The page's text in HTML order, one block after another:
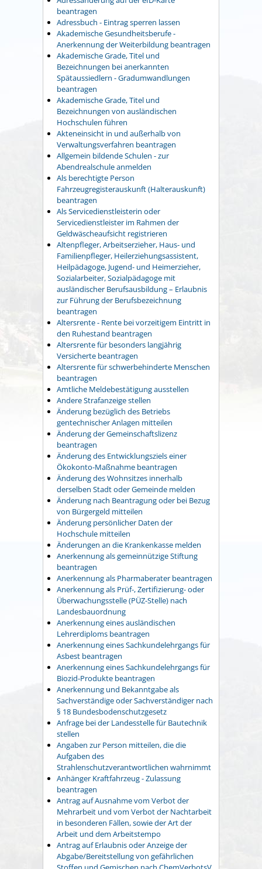
beantragen
Adressbuch - Eintrag sperren lassen
Akademische Gesundheitsberufe -
Anerkennung der Weiterbildung beantragen
Akademische Grade, Titel und
Bezeichnungen bei anerkannten
Spätaussiedlern - Gradumwandlungen
beantragen
Akademische Grade, Titel und
Bezeichnungen von ausländischen
Hochschulen führen
Akteneinsicht in und außerhalb von
Verwaltungsverfahren beantragen
Allgemein bildende Schulen - zur
Abendrealschule anmelden
Als berechtigte Person
Fahrzeugregisterauskunft (Halterauskunft)
beantragen
Als Servicedienstleisterin oder
Servicedienstleister im Rahmen der
Geldwäscheaufsicht registrieren
Altenpfleger, Arbeitserzieher, Haus- und
Familienpfleger, Heilerziehungsassistent,
Heilpädagoge, Jugend- und Heimerzieher,
Sozialarbeiter, Sozialpädagoge mit
ausländischer Berufsausbildung – Erlaubnis
zur Führung der Berufsbezeichnung
beantragen
Altersrente - Rente bei vorzeitigem Eintritt in
den Ruhestand beantragen
Altersrente für besonders langjährig
Versicherte beantragen
Altersrente für schwerbehinderte Menschen
beantragen
Amtliche Meldebestätigung ausstellen
Andere Strafanzeige stellen
Änderung bezüglich des Betriebs
gentechnischer Anlagen mitteilen
Änderung der Gemeinschaftslizenz
beantragen
Änderung des Entwicklungsziels einer
Ökokonto-Maßnahme beantragen
Änderung des Wohnsitzes innerhalb
derselben Stadt oder Gemeinde melden
Änderung nach Beantragung oder bei Bezug
von Bürgergeld mitteilen
Änderung persönlicher Daten der
Hochschule mitteilen
Änderungen an die Krankenkasse melden
Anerkennung als gemeinnützige Stiftung
beantragen
Anerkennung als Pharmaberater beantragen
Anerkennung als Prüf-, Zertifizierung- oder
Überwachungsstelle (PÜZ-Stelle) nach
Landesbauordnung
Anerkennung eines ausländischen
Lehrerdiploms beantragen
Anerkennung eines Sachkundelehrgangs für
Asbest beantragen
Anerkennung eines Sachkundelehrgangs für
Biozid-Produkte beantragen
Anerkennung und Bekanntgabe als
Sachverständige oder Sachverständiger nach
§ 18 Bundesbodenschutzgesetz
Anfrage bei der Landesstelle für Bautechnik
stellen
Angaben zur Person mitteilen, die die
Aufgaben des
Strahlenschutzverantwortlichen wahrnimmt
Anhänger Kraftfahrzeug - Zulassung
beantragen
Antrag auf Ausnahme vom Verbot der
Mehrarbeit und vom Verbot der Nachtarbeit
in besonderen Fällen, sowie der Art der
Arbeit und dem Arbeitstempo
Antrag auf Erlaubnis oder Anzeige der
Abgabe/Bereitstellung von gefährlichen